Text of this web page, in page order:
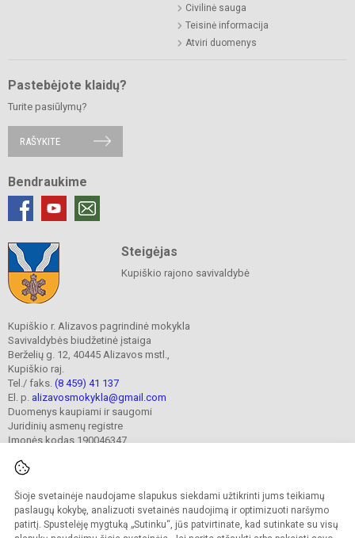
Šioje svetainėje naudojame slapukus siekdami užtikrinti jums teikiamų
paslaugų kokybę, analizuoti svetainės naudojimą ir optimizuoti naršymo
patirtį. Spustelėję mygtuką „Sutinku“, jūs patvirtinate, kad sutinkate su visų
Civilinė sauga
Teisinė informacija
Atviri duomenys
Pastebėjote klaidų?
Turite pasiūlymų?
RAŠYKITE
Bendraukime
Steigėjas
Kupiškio rajono savivaldybė
Kupiškio r. Alizavos pagrindinė mokykla
Savivaldybės biudžetinė įstaiga
Berželių g. 12, 40445 Alizavos mstl.,
Kupiškio raj.
Tel./ faks. (8 459) 41 137
El. p. alizavosmokykla@gmail.com
Duomenys kaupiami ir saugomi
Juridinių asmenų registre
Įmonės kodas 190046347
© 2023. Kupiškio r. Alizavos pagrindinė mokykla. Visos teisės saugomos.
Kopijuoti turinį be raštiško įstaigos administracijos sutikimo griežtai draudžiama.
Prieinamumo paraiška Slapukų valdymas